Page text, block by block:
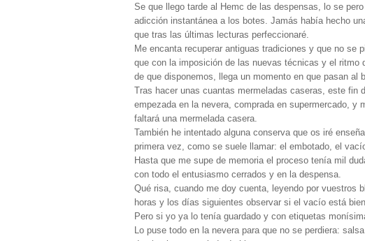
Se que llego tarde al Hemc de las despensas, lo se
adicción instantánea a los botes. Jamás había hecho
que tras las últimas lecturas perfeccionaré.
Me encanta recuperar antiguas tradiciones y que no se
que con la imposición de las nuevas técnicas y el ritmo
de que disponemos, llega un momento en que pasan al
Tras hacer unas cuantas mermeladas caseras, este fin
empezada en la nevera, comprada en supermercado, y
faltará una mermelada casera.
También he intentado alguna conserva que os iré
primera vez, como se suele llamar: el embotado, el
Hasta que me supe de memoria el proceso tenía mil
con todo el entusiasmo cerrados y en la despensa.
Qué risa, cuando me doy cuenta, leyendo por vuestros
horas y los días siguientes observar si el vacío está
Pero si yo ya lo tenía guardado y con etiquetas
Lo puse todo en la nevera para que no se perdiera: